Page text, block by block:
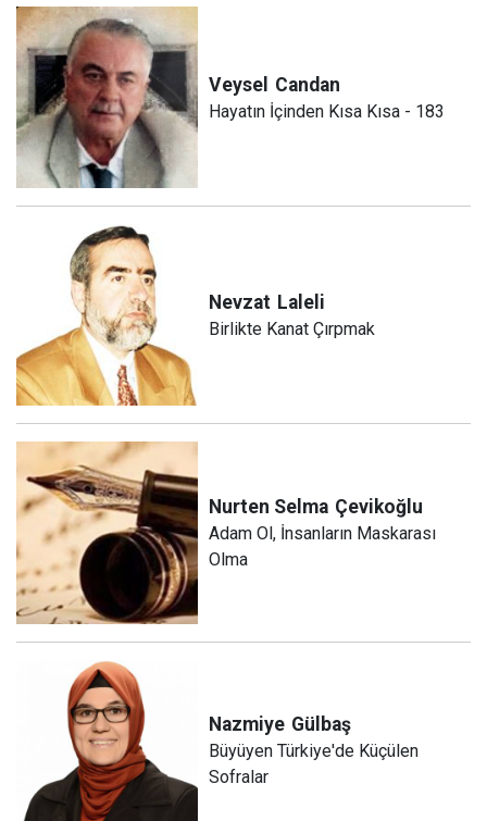
Veysel Candan
Hayatın İçinden Kısa Kısa - 183
Nevzat Laleli
Birlikte Kanat Çırpmak
Nurten Selma Çevikoğlu
Adam Ol, İnsanların Maskarası
Olma
Nazmiye Gülbaş
Büyüyen Türkiye'de Küçülen
Sofralar